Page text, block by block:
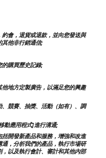
會，退貨或退款，並向您發送與
他非行銷通信;
購買歷史記錄;
地方定製廣告，以滿足您的興趣
競賽、抽獎、活動（如有）、調
動應用程式]進行溝通;
開發新產品和服務，增強和改進
，分析我們的產品，執行市場研
以及執行會計、審計和其他內部